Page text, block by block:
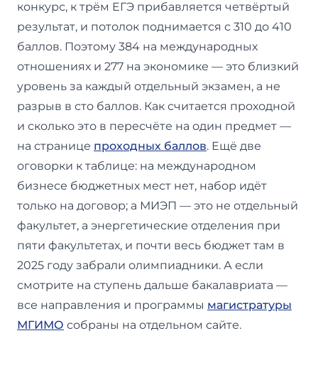
конкурс, к трём ЕГЭ прибавляется четвёртый
результат, и потолок поднимается с 310 до 410
баллов. Поэтому 384 на международных
отношениях и 277 на экономике — это близкий
уровень за каждый отдельный экзамен, а не
разрыв в сто баллов. Как считается проходной
и сколько это в пересчёте на один предмет —
на странице проходных баллов. Ещё две
оговорки к таблице: на международном
бизнесе бюджетных мест нет, набор идёт
только на договор; а МИЭП — это не отдельный
факультет, а энергетические отделения при
пяти факультетах, и почти весь бюджет там в
2025 году забрали олимпиадники. А если
смотрите на ступень дальше бакалавриата —
все направления и программы магистратуры
МГИМО собраны на отдельном сайте.